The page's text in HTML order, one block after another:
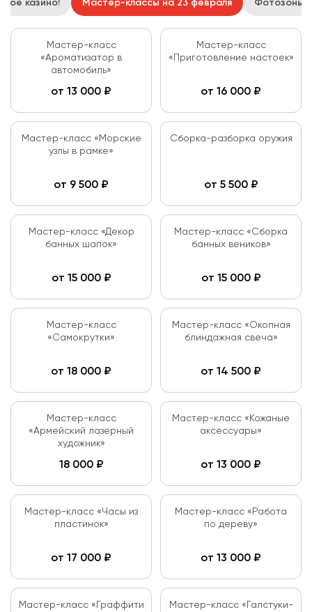
казино! Мастер-классы на 23 февраля Фотозоны
Мастер-класс
«Ароматизатор в
автомобиль»
от 13 000 ₽
Мастер-класс
«Приготовление настоек»
от 16 000 ₽
Мастер-класс «Морские
узлы в рамке»
от 9 500 ₽
Сборка-разборка оружия
от 5 500₽
Мастер-класс «Декор
банных шапок»
от 15 000₽
Мастер-класс «Сборка
банных веников»
от 15 000₽
Мастер-класс
«Самокрутки»
от 18 000 ₽
Мастер-класс «Окопная
блиндажная свеча»
от 14 500 ₽
Мастер-класс
«Армейский лазерный
художник»
18 000₽
Мастер-класс «Кожаные
аксессуары»
от 13 000 ₽
Мастер-класс «Часы из
пластинок»
от 17 000 ₽
Мастер-класс «Работа
по дереву»
от 13 000 ₽
Мастер-класс «Граффити
Мастер-класс «Галстуки-